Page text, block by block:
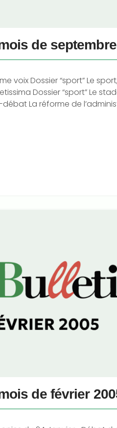
de
voix Dossier “sport” Le
Dossier “sport” Le
La réforme de
de février